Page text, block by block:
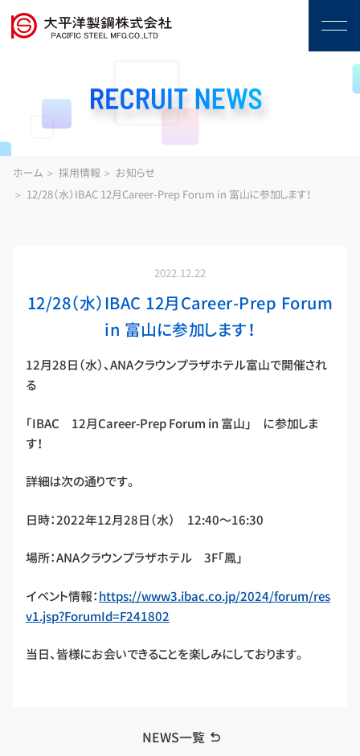
ホーム 採用情報
お知らせ
12/28（水）IBAC 12月Career-Prep Forum in 富山に参加します！
2022.12.22
12/28（水）IBAC 12月Career-Prep Forum
in 富山に参加します！
12月28日（水）、ANAクラウンプラザホテル富山で開催され
る
「IBAC 12月Career-Prep Forum in 富山」 に参加しま
す！
詳細は次の通りです。
日時：2022年12月28日（水） 12:40～16:30
場所：ANAクラウンプラザホテル 3F「鳳」
イベント情報：https://www3.ibac.co.jp/2024/forum/res
v1.jsp?ForumId=F241802
当日、皆様にお会いできることを楽しみにしております。
NEWS一覧